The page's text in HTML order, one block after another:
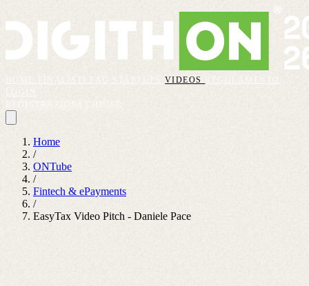
VIDEOS
REGOLAMENTO
Home
/
ONTube
/
Fintech & ePayments
/
EasyTax Video Pitch - Daniele Pace